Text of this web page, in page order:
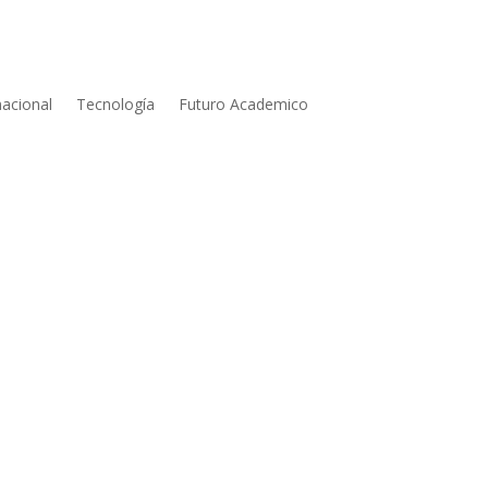
Tecnología Futuro Academico